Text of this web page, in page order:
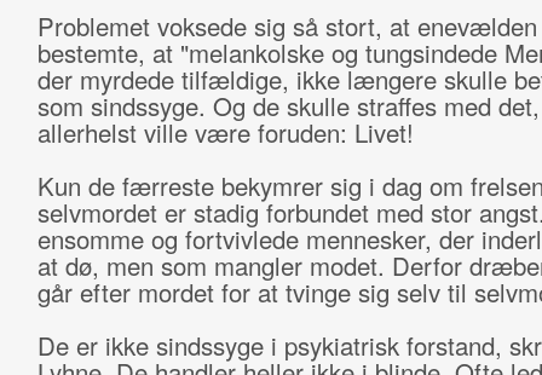
Problemet voksede sig så stort, at
bestemte, at "melankolske og tungsindede
der myrdede tilfældige, ikke længere skulle
som sindssyge. Og de skulle straffes med
allerhelst ville være foruden: Livet!
Kun de færreste bekymrer sig i dag om
selvmordet er stadig forbundet med stor
ensomme og fortvivlede mennesker, der
at dø, men som mangler modet. Derfor
går efter mordet for at tvinge sig selv til
De er ikke sindssyge i psykiatrisk forstand,